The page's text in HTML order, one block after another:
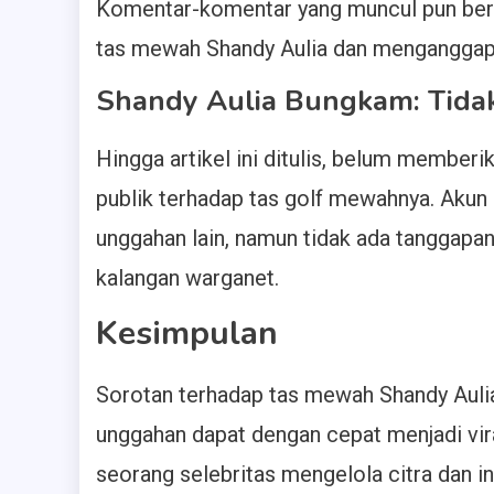
Komentar-komentar yang muncul pun
tas mewah Shandy Aulia dan
Shandy Aulia Bungkam:
Hingga artikel ini ditulis, belum
publik terhadap tas golf mewahnya.
unggahan lain, namun tidak ada
kalangan warganet.
Kesimpulan
Sorotan terhadap tas mewah Shandy
unggahan dapat dengan cepat menjadi
seorang selebritas mengelola citra dan